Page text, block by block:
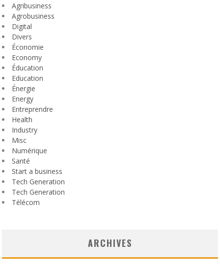
Agribusiness
Agrobusiness
Digital
Divers
Économie
Economy
Éducation
Education
Énergie
Energy
Entreprendre
Health
Industry
Misc
Numérique
Santé
Start a business
Tech Generation
Tech Generation
Télécom
ARCHIVES